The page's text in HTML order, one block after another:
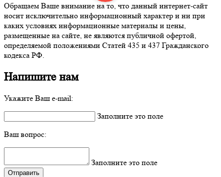
Обращаем Ваше внимание на то, что данный интернет-сайт
носит исключительно информационный характер и ни при
каких условиях информационные материалы и цены,
размещенные на сайте, не являются публичной офертой,
определяемой положениями Статей 435 и 437 Гражданского
кодекса РФ.
Напишите нам
Укажите Ваш e-mail:
Заполните это поле
Ваш вопрос:
Заполните это поле